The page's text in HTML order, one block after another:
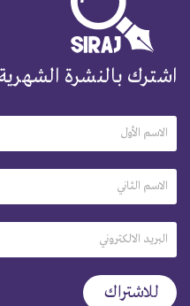
اشترك بالنشرة الشهرية